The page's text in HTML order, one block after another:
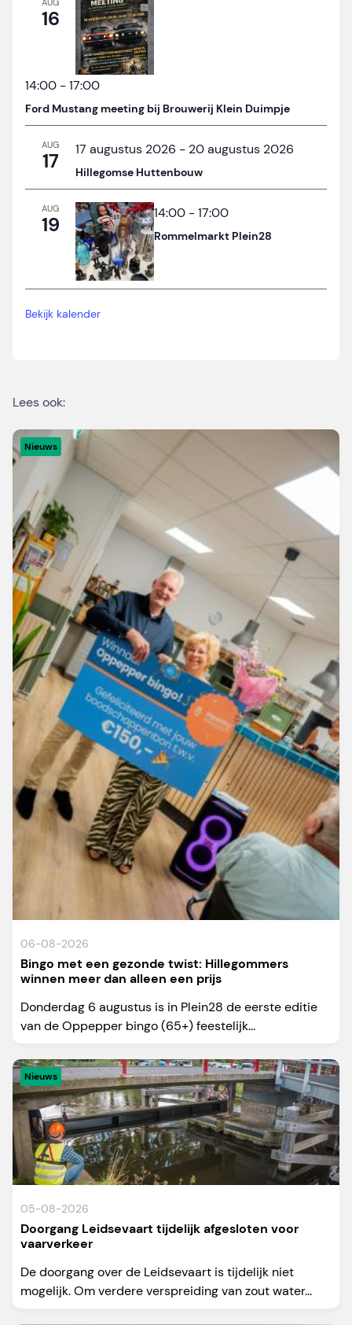
AUG
16
14:00 -17:00
Ford Mustang meeting bij Brouwerij Klein Duimpje
AUG
17 17 augustus 2026 - 20 augustus 2026
Hillegomse Huttenbouw
AUG
19 14:00 -17:00
Rommelmarkt Plein28
Bekijk kalender
Lees ook:
Nieuws
06-08-2026
Bingo met een gezonde twist: Hillegommers
winnen meer dan alleen een prijs
Donderdag 6 augustus is in Plein28 de eerste editie
van de Oppepper bingo (65+) feestelijk...
Nieuws
05-08-2026
Doorgang Leidsevaart tijdelijk afgesloten voor
vaarverkeer
De doorgang over de Leidsevaart is tijdelijk niet
mogelijk. Om verdere verspreiding van zout water...